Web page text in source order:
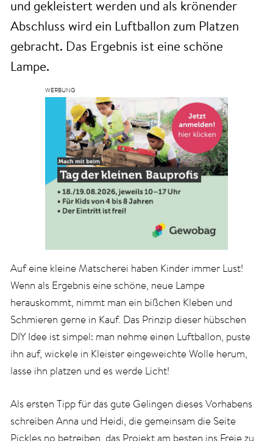
und gekleistert werden und als krönender
Abschluss wird ein Luftballon zum Platzen
gebracht. Das Ergebnis ist eine schöne
Lampe.
Auf eine kleine Matscherei haben Kinder immer Lust!
Wenn als Ergebnis eine schöne, neue Lampe
herauskommt, nimmt man ein bißchen Kleben und
Schmieren gerne in Kauf. Das Prinzip dieser hübschen
DIY Idee ist simpel: man nehme einen Luftballon, puste
ihn auf, wickele in Kleister eingeweichte Wolle herum,
lasse ihn platzen und es werde Licht!
Als ersten Tipp für das gute Gelingen dieses Vorhabens
schreiben Anna und Heidi, die gemeinsam die Seite
Pickles.no betreiben, das Projekt am besten ins Freie zu